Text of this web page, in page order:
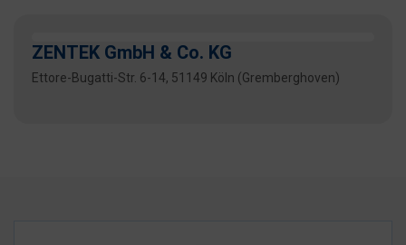
ZENTEK GmbH & Co. KG
Ettore-Bugatti-Str. 6-14, 51149 Köln (Gremberghoven)